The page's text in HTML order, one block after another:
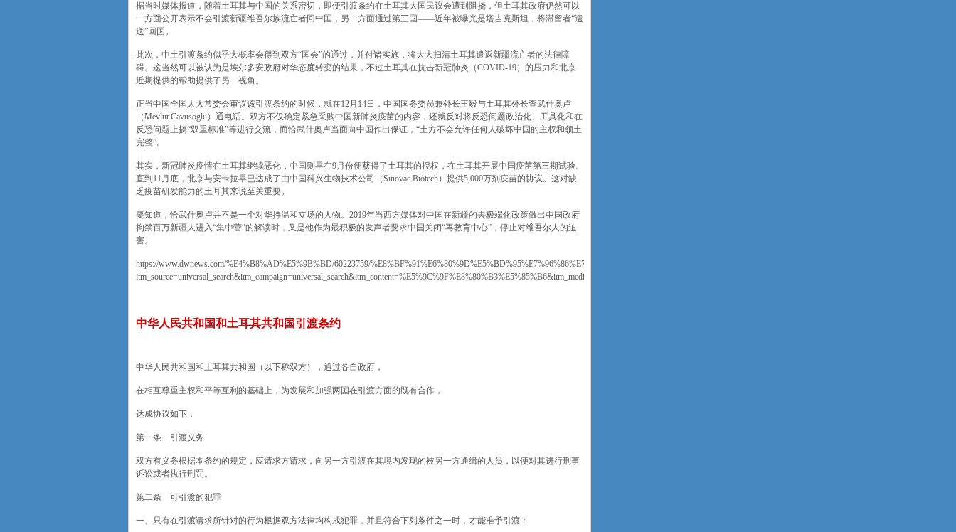
据当时媒体报道，随着土耳其与中国的关系密切，即便引渡条约在土耳其大国民议会遭到阻挠，但土耳其政府仍然可以
一方面公开表示不会引渡新疆维吾尔族流亡者回中国，另一方面通过第三国——近年被曝光是塔吉克斯坦，将滞留者“遣
送”回国。
此次，中土引渡条约似乎大概率会得到双方“国会”的通过，并付诸实施，将大大扫清土耳其遣返新疆流亡者的法律障
碍。这当然可以被认为是埃尔多安政府对华态度转变的结果，不过土耳其在抗击新冠肺炎（COVID-19）的压力和北京
近期提供的帮助提供了另一视角。
正当中国全国人大常委会审议该引渡条约的时候，就在12月14日，中国国务委员兼外长王毅与土耳其外长查武什奥卢
（Mevlut Cavusoglu）通电话。双方不仅确定紧急采购中国新肺炎疫苗的内容，还就反对将反恐问题政治化、工具化和在
反恐问题上搞“双重标准”等进行交流，而恰武什奥卢当面向中国作出保证，“土方不会允许任何人破坏中国的主权和领土
完整”。
其实，新冠肺炎疫情在土耳其继续恶化，中国则早在9月份便获得了土耳其的授权，在土耳其开展中国疫苗第三期试验。
直到11月底，北京与安卡拉早已达成了由中国科兴生物技术公司（Sinovac Biotech）提供5,000万剂疫苗的协议。这对缺
乏疫苗研发能力的土耳其来说至关重要。
要知道，恰武什奥卢并不是一个对华持温和立场的人物。2019年当西方媒体对中国在新疆的去极端化政策做出中国政府
拘禁百万新疆人进入“集中营”的解读时，又是他作为最积极的发声者要求中国关闭“再教育中心”，停止对维吾尔人的迫
害。
https://www.dwnews.com/%E4%B8%AD%E5%9B%BD/60223759/
itm_source=universal_search&itm_campaign=universal_search&itm_content=%E5%9C%9F%E8%80%B3%E5%85%B6&itm_medium=web&fbclid=IwAR1UJis1eo2YFwIXO8Gaxf6uPiH1gEq6d4uIjkPjsQfGmZ2FZuvXTZyiZYY
中华人民共和国和土耳其共和国引渡条约
中华人民共和国和土耳其共和国（以下称双方），通过各自政府，
在相互尊重主权和平等互利的基础上，为发展和加强两国在引渡方面的既有合作，
达成协议如下：
第一条 引渡义务
双方有义务根据本条约的规定，应请求方请求，向另一方引渡在其境内发现的被另一方通缉的人员，以便对其进行刑事
诉讼或者执行刑罚。
第二条 可引渡的犯罪
一、只有在引渡请求所针对的行为根据双方法律均构成犯罪，并且符合下列条件之一时，才能准予引渡：